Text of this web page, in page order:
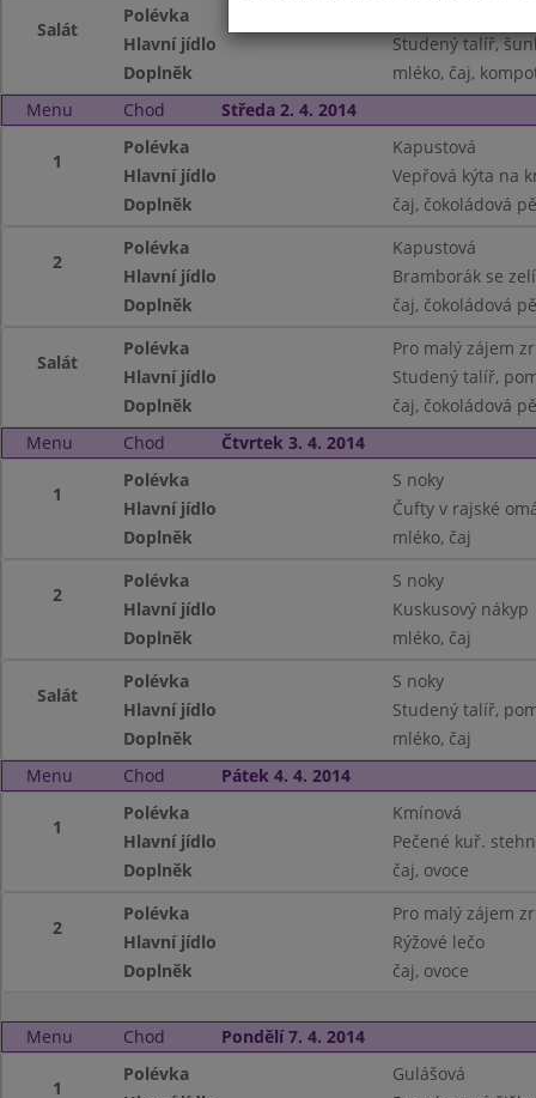
Salát
Polévka
Hlavní jídlo
Studený talíř,
Doplněk
mléko, čaj,
Menu
Chod Středa 2. 4. 2014
1
Polévka
Kapustová
Hlavní jídlo
Vepřová kýta na
Doplněk
čaj, čokoládová
2
Polévka
Kapustová
Hlavní jídlo
Bramborák se
Doplněk
čaj, čokoládová
Salát
Polévka
Pro malý zájem
Hlavní jídlo
Studený talíř,
Doplněk
čaj, čokoládová
Menu
Chod Čtvrtek 3. 4. 2014
1
Polévka
S noky
Hlavní jídlo
Čufty v rajské
Doplněk
mléko, čaj
2
Polévka
S noky
Hlavní jídlo
Kuskusový nákyp
Doplněk
mléko, čaj
Salát
Polévka
S noky
Hlavní jídlo
Studený talíř,
Doplněk
mléko, čaj
Menu
Chod Pátek 4. 4. 2014
1
Polévka
Kmínová
Hlavní jídlo
Pečené kuř.
Doplněk
čaj, ovoce
2
Polévka
Pro malý zájem
Hlavní jídlo
Rýžové lečo
Doplněk
čaj, ovoce
Menu Chod Pondělí 7. 4. 2014
1
Polévka
Gulášová